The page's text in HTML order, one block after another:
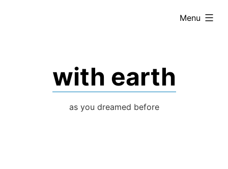
with earth
as you dreamed before
Menu
expanded